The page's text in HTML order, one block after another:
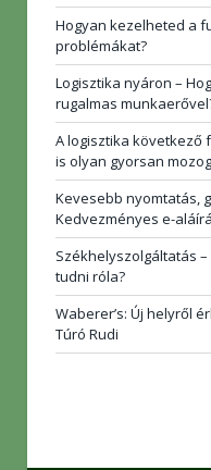
Hogyan kezelheted a
problémákat?
Logisztika nyáron –
rugalmas
A logisztika következő
is olyan gyorsan
Kevesebb nyomtatás,
Kedvezményes e-
Székhelyszolgáltatás
tudni róla?
Waberer’s: Új helyről
Túró Rudi